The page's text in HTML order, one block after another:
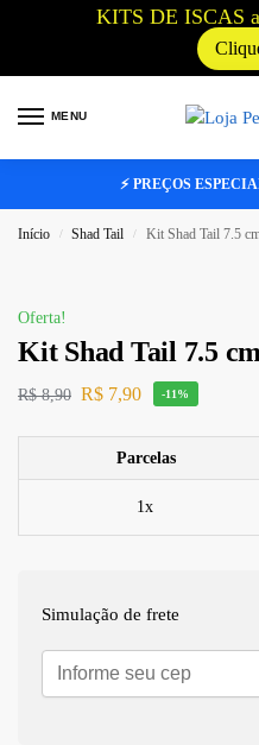
KITS DE ISCAS
MENU
⚡ PREÇOS
Início / Shad Tail / Kit Shad Tail 7.5
Oferta!
Kit Shad Tail 7.5
R$8,90 R$ 7,90 -11%
Parcelas
1x
Simulação de frete